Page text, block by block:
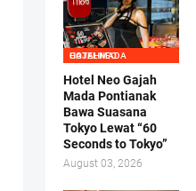
HOTEL NEO GAJAHMADA
Hotel Neo Gajah
Mada Pontianak
Bawa Suasana
Tokyo Lewat “60
Seconds to Tokyo”
August 03, 2026